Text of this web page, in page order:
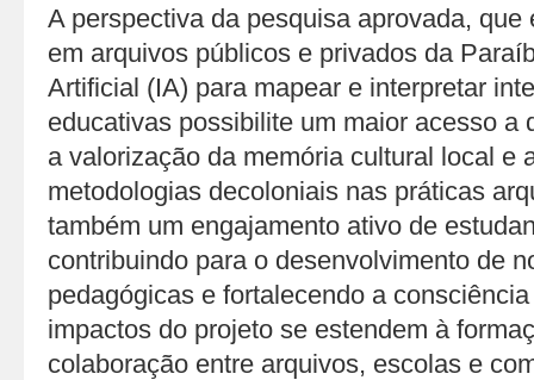
A perspectiva da pesquisa aprovada, que
em arquivos públicos e privados da
Artificial (IA) para mapear e interpretar
educativas possibilite um maior acesso a
a valorização da memória cultural local e
metodologias decoloniais nas práticas
também um engajamento ativo de
contribuindo para o desenvolvimento de
pedagógicas e fortalecendo a
impactos do projeto se estendem à
colaboração entre arquivos, escolas e